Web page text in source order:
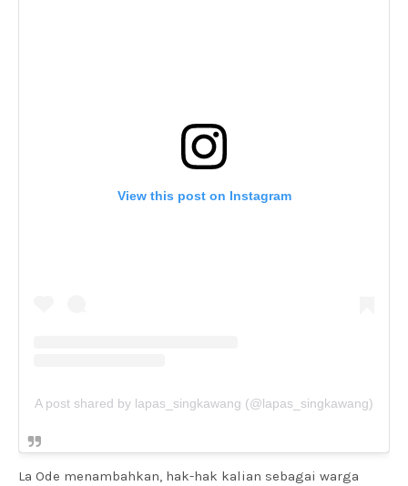
View this post on Instagram
A post shared by lapas_singkawang (@lapas_singkawang)
La Ode menambahkan, hak-hak kalian sebagai warga